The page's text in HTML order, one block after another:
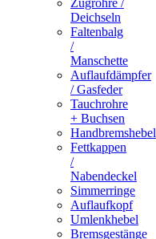
Zugrohre /
Deichseln
Faltenbalg
/
Manschette
Auflaufdämpfer
/ Gasfeder
Tauchrohre
+ Buchsen
Handbremshebel
Fettkappen
/
Nabendeckel
Simmerringe
Auflaufkopf
Umlenkhebel
Bremsgestänge